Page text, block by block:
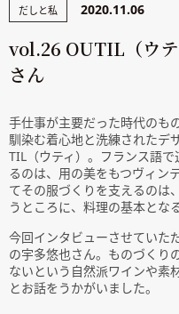
だしと私 2020.11.06
vol.26 OUTIL（ウ
さん
手仕事が主要だった時代のも
馴染む着心地と洗練されたデ
TIL（ウティ）。フランス語
るのは、用の美をもつヴィン
てその服づくりを支えるのは
うところに、料理の基本とな
今回インタビューさせていた
の宇多悠也さん。ものづくり
ないという自然派ワインや素
とお話をうかがいました。